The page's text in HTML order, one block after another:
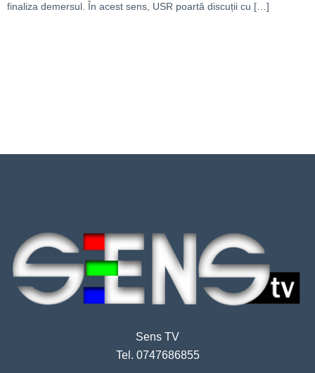
finaliza demersul. În acest sens, USR poartă discuții cu […]
Sens TV
Tel. 0747686855